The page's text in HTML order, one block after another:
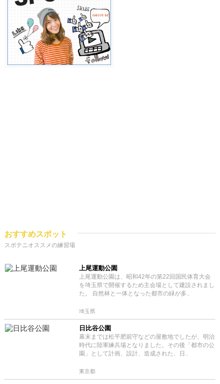
おすすめスポット
スポテニオススメの練習場
上尾運動公園
上尾運動公園は、昭和42年の第22回国民体育大会
を埼玉県で開催するため主会場として建設されまし
た。 自然林と一体となった都市の緑が多..
埼玉県
日比谷公園
幕末までは松平肥前守などの屋敷地でしたが、明治
時代に陸軍練兵場となりました。その後「都市の公
園」として計画、設計、造成された、日..
東京都